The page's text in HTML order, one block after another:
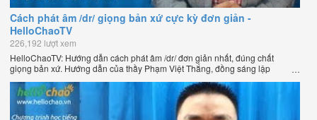
Cách phát âm /dr/ giọng bản xứ cực kỳ đơn giản -
HelloChaoTV
226,192 lượt xem
HelloChaoTV: Hướng dẫn cách phát âm /dr/ đơn giản nhất, đúng chất
giọng bản xứ. Hướng dẫn của thầy Phạm Việt Thắng, đồng sáng lập
HelloChao.vn - Chương trình dạy tiếng Anh trực tuyến chặt chẽ nhất thế
giới.